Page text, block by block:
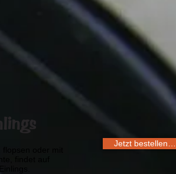
oder mit
findet auf
Jetzt bestellen…